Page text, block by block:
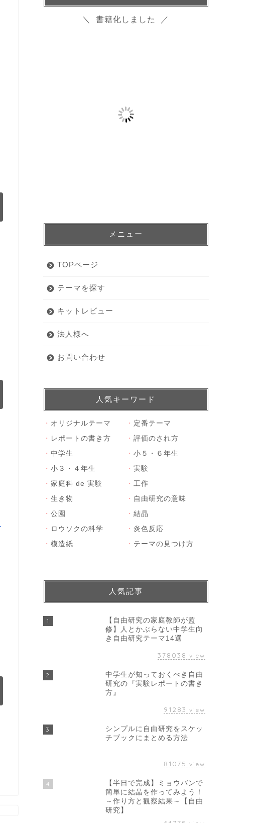
＼ 書籍化しました ／
メニュー
TOPページ
テーマを探す
キットレビュー
法人様へ
お問い合わせ
人気キーワード
・ オリジナルテーマ ・ 定番テーマ
・ レポートの書き方 ・ 評価のされ方
・ 中学生 ・ 小５・６年生
・ 小３・４年生 ・ 実験
・ 家庭科 de 実験 ・ 工作
・ 生き物 ・ 自由研究の意味
・ 公園 ・ 結晶
・ ロウソクの科学 ・ 炎色反応
・ 模造紙 ・ テーマの見つけ方
人気記事
1
【自由研究の家庭教師が監
修】人とかぶらない中学生向
き自由研究テーマ14選
378038 view
2
中学生が知っておくべき自由
研究の『実験レポートの書き
方』
91283 view
3
シンプルに自由研究をスケッ
チブックにまとめる方法
81075 view
4
【半日で完成】ミョウバンで
簡単に結晶を作ってみよう！
～作り方と観察結果～【自由
研究】